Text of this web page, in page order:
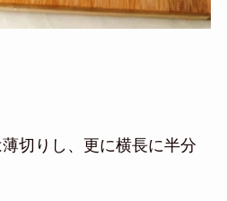
切りし、更に横長に半分